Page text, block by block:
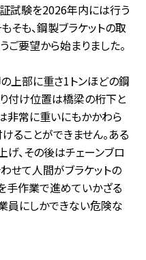
試験を2026年内には行う
そも、鋼製ブラケットの取
要望から始まりました。
上部に重さ1トンほどの鋼
付け位置は橋梁の桁下と
非常に重いにもかかわら
ることができません。ある
、その後はチェーンブロ
せて人間がブラケットの
手作業で進めていかざる
員にしかできない危険な